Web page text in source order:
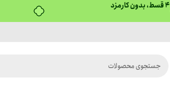
بدون ضامن، بدون سود